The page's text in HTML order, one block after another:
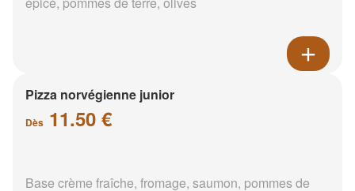
Pizza norvégienne junior
Dès 11.50 €
Base crème fraîche, fromage, saumon, pommes de